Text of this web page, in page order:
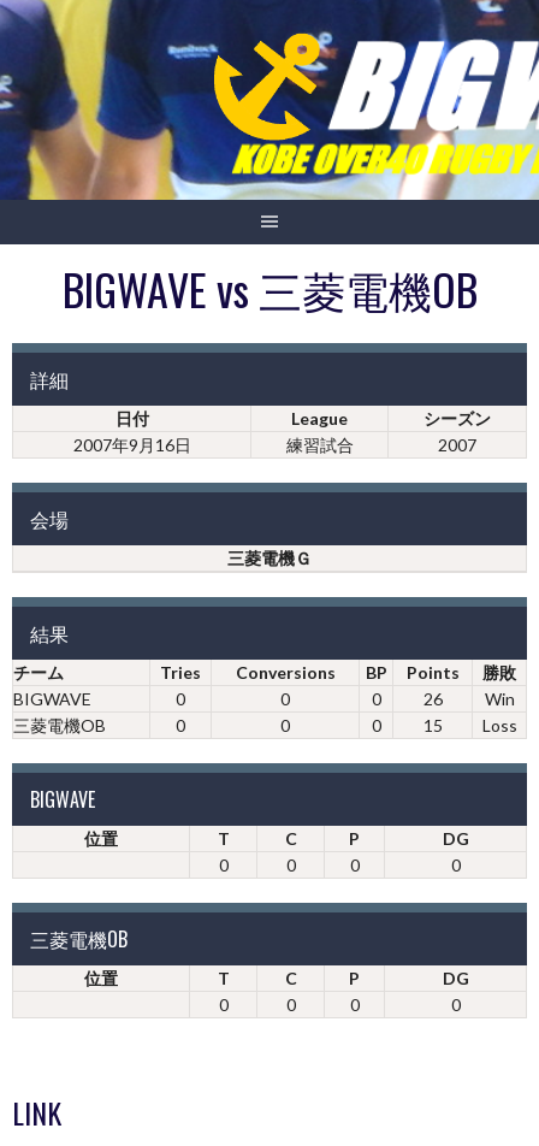
Skip
content
BIGWAVE vs 三菱電機OB
詳細
日付 League
シーズン
2007年9月16日
練習試合 2007
会場
三菱電機Ｇ
結果
チーム Tries Conversions BP Points
勝敗
BIGWAVE
0 0 0 26
Win
三菱電機OB
0 0 0 15 Loss
BIGWAVE
位置 T C P
DG
0
0 0 0
三菱電機OB
位置 T C P
DG
0
0 0 0
LINK